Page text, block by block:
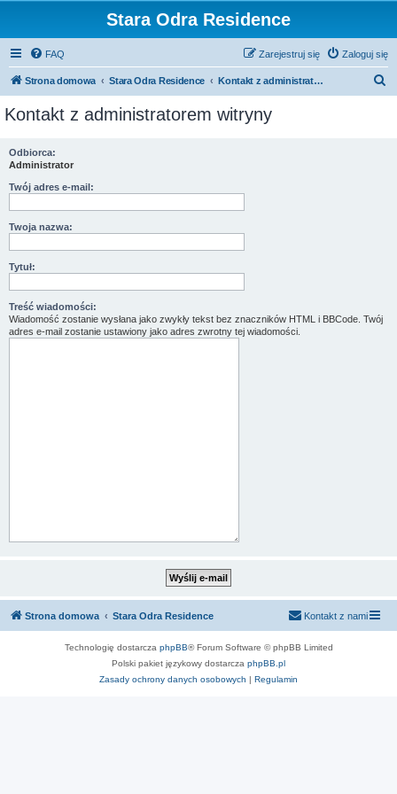
Stara Odra Residence
FAQ Zaloguj się
Zarejestruj się
Strona domowa Stara Odra Residence Kontakt z administratorem witryny
Kontakt z administratorem witryny
Odbiorca:
Administrator
Twój adres e-mail:
Twoja nazwa:
Tytuł:
Treść wiadomości:
Wiadomość zostanie wysłana jako zwykły tekst bez znaczników HTML i BBCode. Twój
adres e-mail zostanie ustawiony jako adres zwrotny tej wiadomości.
Strona domowa Stara Odra Residence Kontakt z nami
Technologię dostarcza phpBB® Forum Software © phpBB Limited
Polski pakiet językowy dostarcza phpBB.pl
Zasady ochrony danych osobowych | Regulamin